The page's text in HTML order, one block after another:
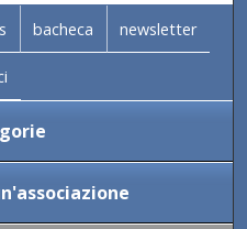
bacheca newsletter